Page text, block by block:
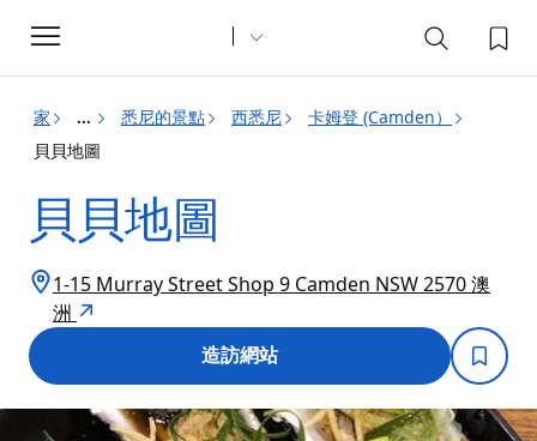
Toggle
navigation
家 ... 悉尼的景點 西悉尼
卡姆登 (Camden）
貝貝地圖
貝貝地圖
1-15 Murray Street Shop 9 Camden NSW 2570 澳
洲
造訪網站